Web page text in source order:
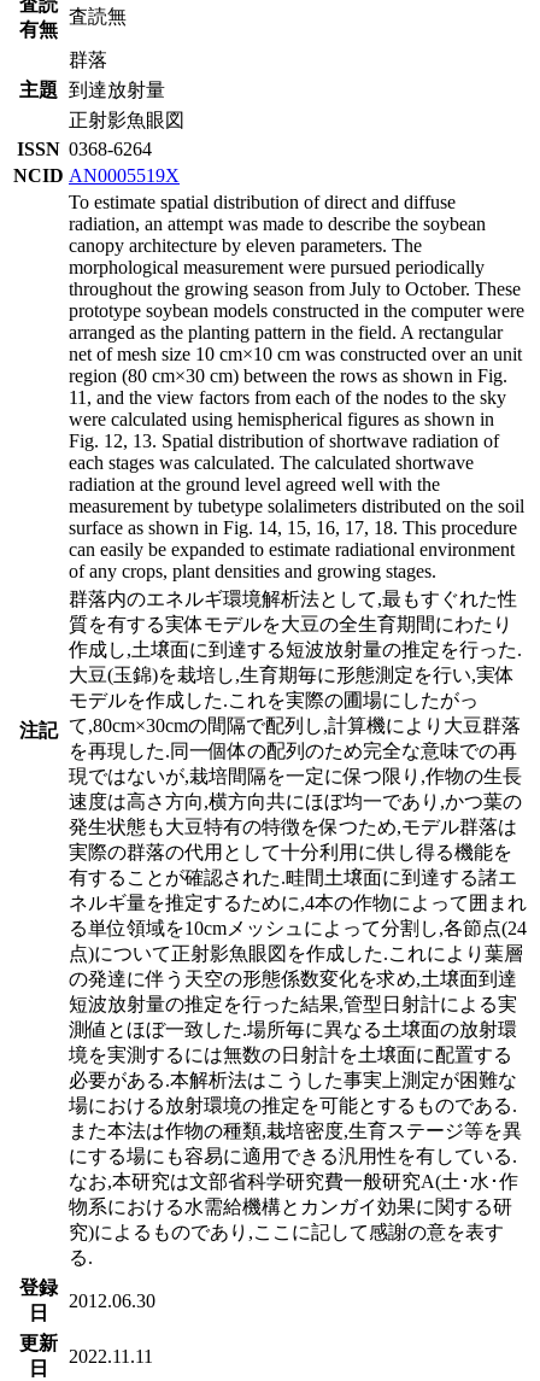
査読
有無
査読無
主題
群落
到達放射量
正射影魚眼図
ISSN 0368-6264
NCID AN0005519X
注記
To estimate spatial distribution of direct and diffuse
radiation, an attempt was made to describe the soybean
canopy architecture by eleven parameters. The
morphological measurement were pursued periodically
throughout the growing season from July to October. These
prototype soybean models constructed in the computer were
arranged as the planting pattern in the field. A rectangular
net of mesh size 10 cm×10 cm was constructed over an unit
region (80 cm×30 cm) between the rows as shown in Fig.
11, and the view factors from each of the nodes to the sky
were calculated using hemispherical figures as shown in
Fig. 12, 13. Spatial distribution of shortwave radiation of
each stages was calculated. The calculated shortwave
radiation at the ground level agreed well with the
measurement by tubetype solalimeters distributed on the soil
surface as shown in Fig. 14, 15, 16, 17, 18. This procedure
can easily be expanded to estimate radiational environment
of any crops, plant densities and growing stages.
群落内のエネルギ環境解析法として,最もすぐれた性
質を有する実体モデルを大豆の全生育期間にわたり
作成し,土壌面に到達する短波放射量の推定を行った.
大豆(玉錦)を栽培し,生育期毎に形態測定を行い,実体
モデルを作成した.これを実際の圃場にしたがっ
て,80cm×30cmの間隔で配列し,計算機により大豆群落
を再現した.同一個体の配列のため完全な意味での再
現ではないが,栽培間隔を一定に保つ限り,作物の生長
速度は高さ方向,横方向共にほぼ均一であり,かつ葉の
発生状態も大豆特有の特徴を保つため,モデル群落は
実際の群落の代用として十分利用に供し得る機能を
有することが確認された.畦間土壌面に到達する諸エ
ネルギ量を推定するために,4本の作物によって囲まれ
る単位領域を10cmメッシュによって分割し,各節点(24
点)について正射影魚眼図を作成した.これにより葉層
の発達に伴う天空の形態係数変化を求め,土壌面到達
短波放射量の推定を行った結果,管型日射計による実
測値とほぼ一致した.場所毎に異なる土壌面の放射環
境を実測するには無数の日射計を土壌面に配置する
必要がある.本解析法はこうした事実上測定が困難な
場における放射環境の推定を可能とするものである.
また本法は作物の種類,栽培密度,生育ステージ等を異
にする場にも容易に適用できる汎用性を有している.
なお,本研究は文部省科学研究費一般研究A(土･水･作
物系における水需給機構とカンガイ効果に関する研
究)によるものであり,ここに記して感謝の意を表す
る.
登録
日
2012.06.30
更新
日
2022.11.11